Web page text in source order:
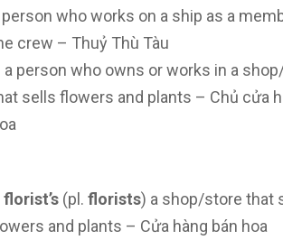
person who works on a ship as a
crew – Thuỷ Thù Tàu
a person who owns or works in a
sells flowers and plants – Chủ cửa
florist’s (pl. florists) a shop/store that
and plants – Cửa hàng bán hoa